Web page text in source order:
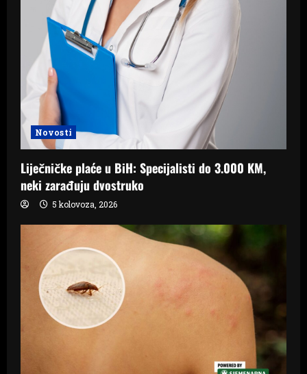
Novosti
Liječničke plaće u BiH: Specijalisti do 3.000 KM,
neki zarađuju dvostruko
5 kolovoza, 2026